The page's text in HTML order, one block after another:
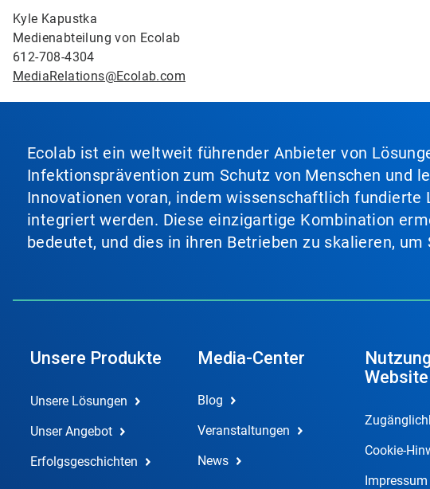
Kyle Kapustka
Medienabteilung von Ecolab
612-708-4304
MediaRelations@Ecolab.com
Ecolab ist ein weltweit führender Anbieter von
Infektionsprävention zum Schutz von Menschen und
Innovationen voran, indem wissenschaftlich
integriert werden. Diese einzigartige Kombination
bedeutet, und dies in ihren Betrieben zu skalieren,
Unsere Produkte
Unsere Lösungen
Unser Angebot
Erfolgsgeschichten
Media-Center
Blog
Veranstaltungen
News
Website
Cookie-
Impressum